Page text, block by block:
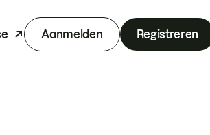
Aanmelden Registreren